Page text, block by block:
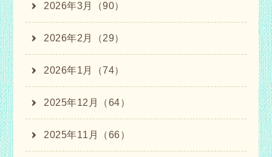
2026年3月（90）
2026年2月（29）
2026年1月（74）
2025年12月（64）
2025年11月（66）